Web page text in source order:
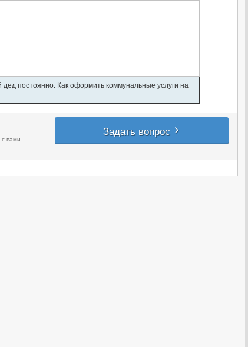
постоянно. Как оформить коммунальные услуги на
вами
Задать вопрос